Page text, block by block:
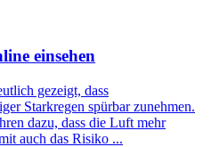
einsehen
gezeigt, dass
Starkregen spürbar zunehmen.
dazu, dass die Luft mehr
auch das Risiko ...